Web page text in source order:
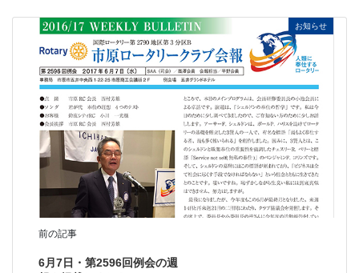
お知らせ
前の記事
6月7日・第2596回例会の週